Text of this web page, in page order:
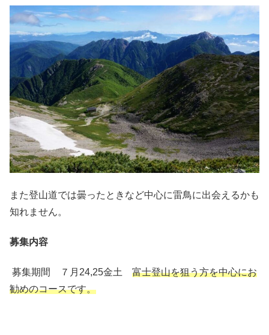
また登山道では曇ったときなど中心に雷鳥に出会えるかも
知れません。
募集内容
募集期間 ７月24,25金土 富士登山を狙う方を中心にお
勧めのコースです。